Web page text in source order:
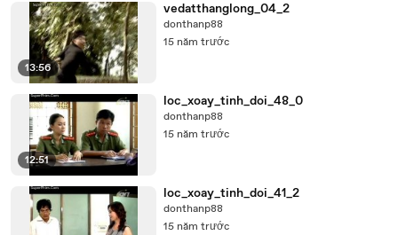
13:56
vedatthanglong_04_2
donthanp88
15 năm trước
12:51
loc_xoay_tinh_doi_48_0
donthanp88
15 năm trước
loc_xoay_tinh_doi_41_2
donthanp88
15 năm trước